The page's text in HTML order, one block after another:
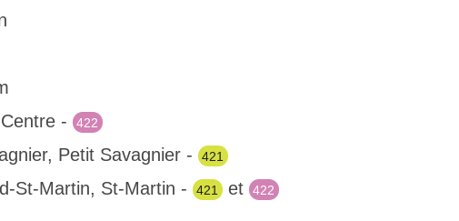
-
422
Petit Savagnier - 421
St-Martin, St-Martin - 421 et 422